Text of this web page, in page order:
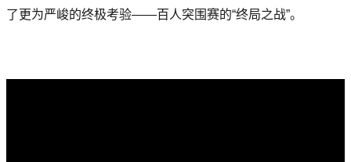
了更为严峻的终极考验——百人突围赛的“终局之战”。